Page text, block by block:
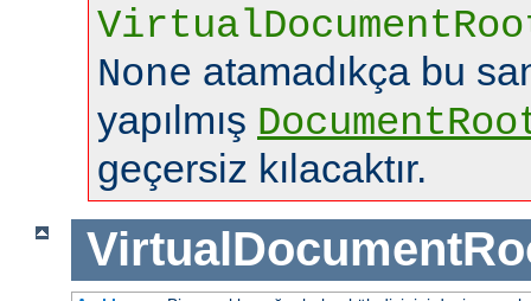
None atamadıkça bu
yapılmış
geçersiz kılacaktır.